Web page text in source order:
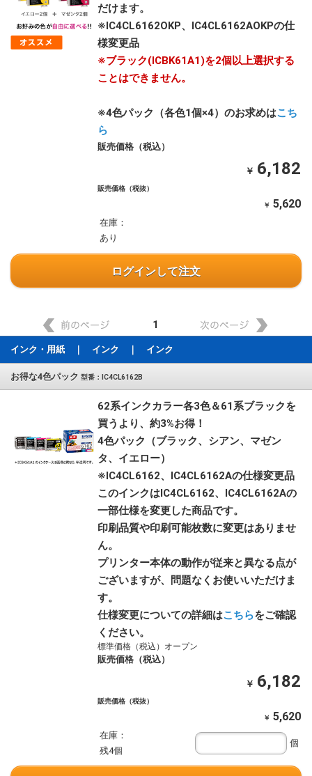
だけます。
※IC4CL6162OKP、IC4CL6162AOKPの仕
様変更品
※ブラック(ICBK61A1)を2個以上選択する
ことはできません。
※4色パック（各色1個×4）のお求めはこち
ら
販売価格（税込）
￥ 6,182
販売価格（税抜）
￥ 5,620
在庫：
あり
ログインして注文
1
インク・用紙 ｜ インク ｜ インク
お得な4色パック 型番：IC4CL6162B
62系インクカラー各3色＆61系ブラックを
買うより、約3%お得！
4色パック（ブラック、シアン、マゼン
タ、イエロー）
※IC4CL6162、IC4CL6162Aの仕様変更品
このインクはIC4CL6162、IC4CL6162Aの
一部仕様を変更した商品です。
印刷品質や印刷可能枚数に変更はありませ
ん。
プリンター本体の動作が従来と異なる点が
ございますが、問題なくお使いいただけま
す。
仕様変更についての詳細はこちらをご確認
ください。
標準価格（税込）オープン
販売価格（税込）
￥ 6,182
販売価格（税抜）
￥ 5,620
在庫：
残4個
個